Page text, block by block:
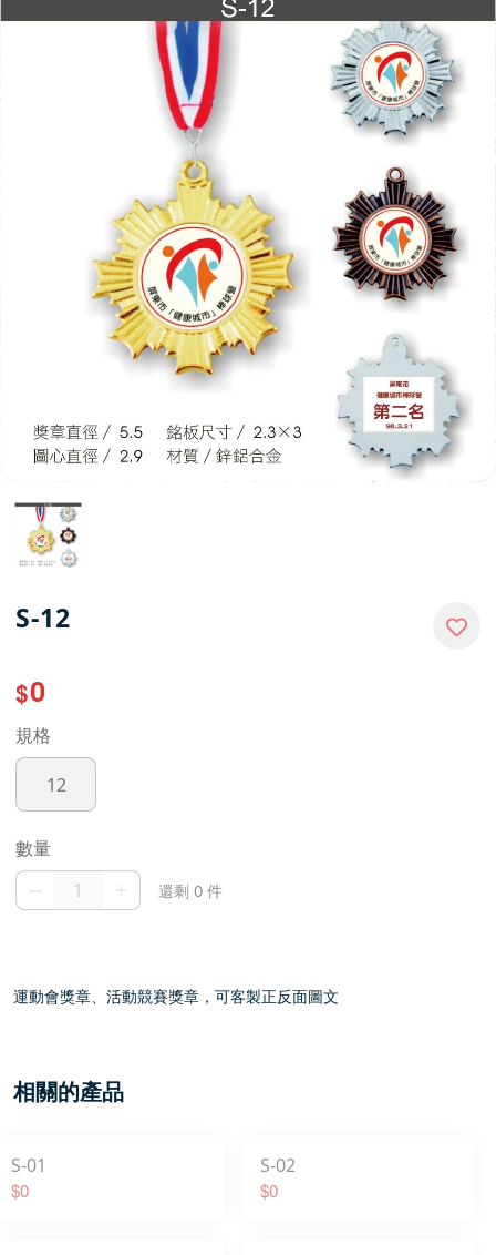
S-12
$0
規格
12
數量
還剩 0 件
運動會獎章、活動競賽獎章，可客製正反面圖文
相關的產品
S-01
$0
S-02
$0